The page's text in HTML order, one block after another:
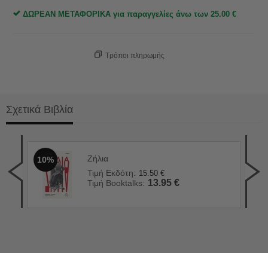
ΔΩΡΕΑΝ ΜΕΤΑΦΟΡΙΚΑ για παραγγελίες άνω των 25.00 €
Τρόποι πληρωμής
Σχετικά Βιβλία
10%
Ζήλια
Τιμή Εκδότη: 15.50 €
Τιμή Booktalks: 13.95 €